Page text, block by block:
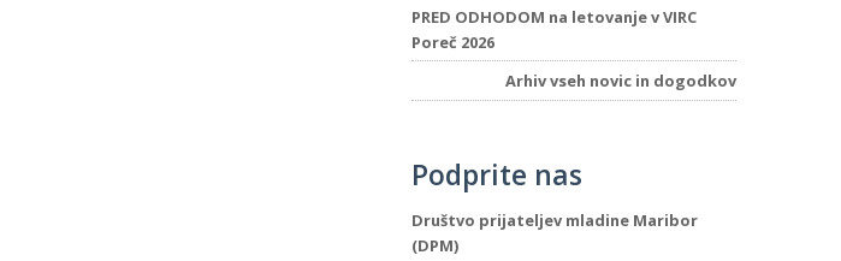
PRED ODHODOM na letovanje v VIRC
Poreč 2026
Arhiv vseh novic in dogodkov
Podprite nas
Društvo prijateljev mladine Maribor
(DPM)